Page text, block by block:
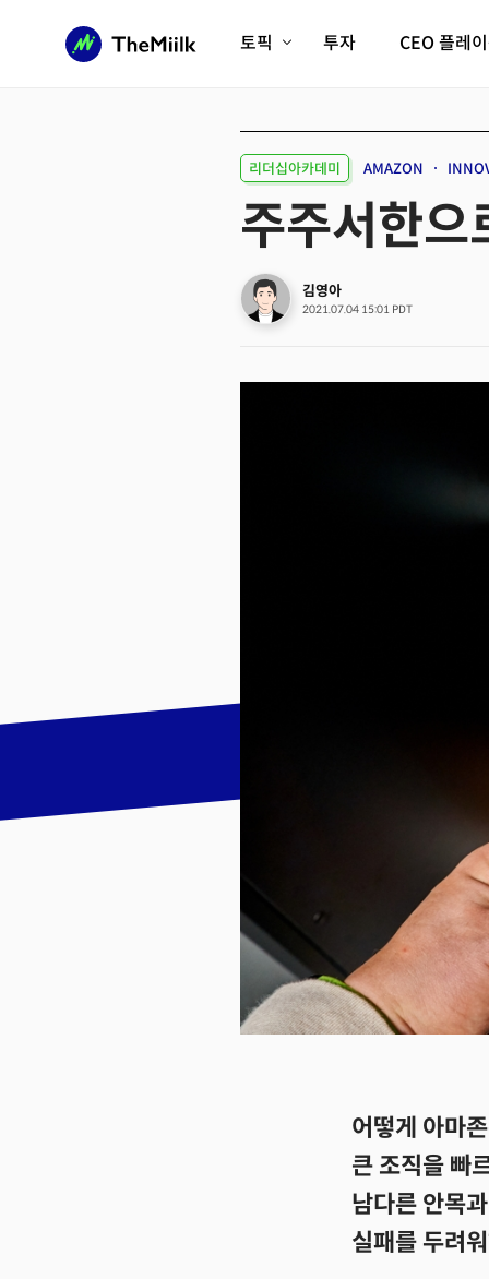
토픽
피지컬AI/로봇
AX비즈니스혁명
디지털자산
미래 교육/직업
전체 기사 보기
투자 CEO 플레
리더십아카데미 AMAZON
주주서한으
김영아
2021.07.04 15:01 PDT
어떻게 아마
큰 조직을 빠
남다른 안목
실패를 두려